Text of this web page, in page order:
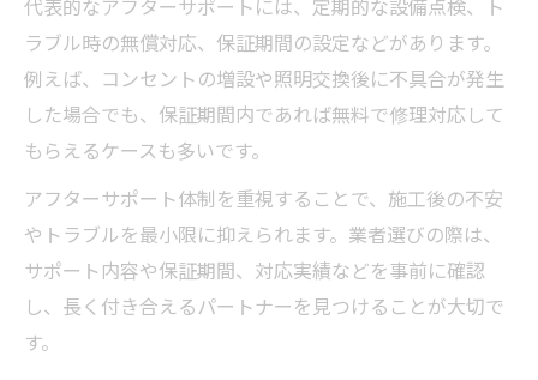
代表的なアフターサポートには、定期的な設備点検、ト
ラブル時の無償対応、保証期間の設定などがあります。
例えば、コンセントの増設や照明交換後に不具合が発生
した場合でも、保証期間内であれば無料で修理対応して
もらえるケースも多いです。
アフターサポート体制を重視することで、施工後の不安
やトラブルを最小限に抑えられます。業者選びの際は、
サポート内容や保証期間、対応実績などを事前に確認
し、長く付き合えるパートナーを見つけることが大切で
す。